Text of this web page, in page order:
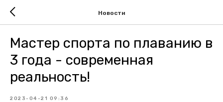
Новости
Мастер спорта по плаванию в
3 года - современная
реальность!
2023-04-21 09:36